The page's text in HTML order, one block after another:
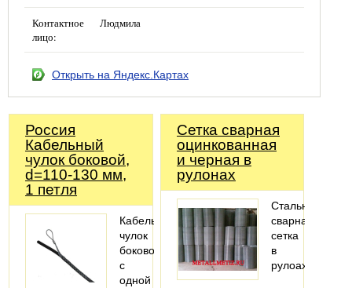
Контактное
лицо:
Людмила
Открыть на Яндекс.Картах
Россия
Кабельный
чулок боковой,
d=110-130 мм,
1 петля
Кабельный
чулок
боковой
с
одной
Сетка сварная
оцинкованная
и черная в
рулонах
Стальная
сварная
сетка
в
рулоах